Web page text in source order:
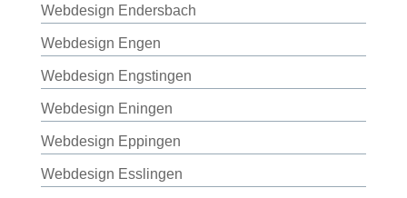
Webdesign Endersbach
Webdesign Engen
Webdesign Engstingen
Webdesign Eningen
Webdesign Eppingen
Webdesign Esslingen